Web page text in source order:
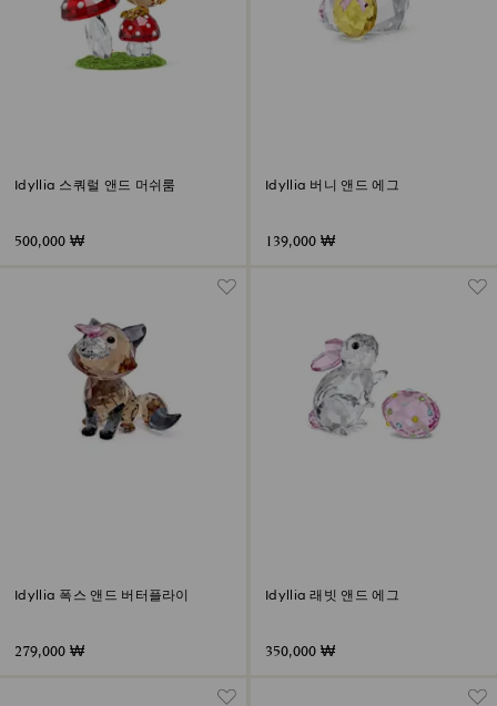
Idyllia 스쿼럴 앤드 머쉬룸
500,000 ₩
Idyllia 버니 앤드 에그
139,000 ₩
Idyllia 폭스 앤드 버터플라이
279,000 ₩
Idyllia 래빗 앤드 에그
350,000 ₩